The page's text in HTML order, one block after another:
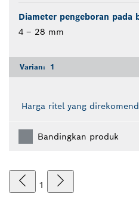
Diameter pengeboran pada
4 – 28 mm
Varian: 1
Harga ritel yang
Bandingkan produk
1